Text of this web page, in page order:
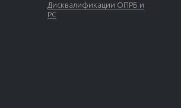
Дисквалификации ОПРБ и
РС